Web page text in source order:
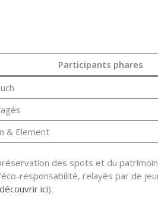
Participants phares
& Element
des spots et du
responsabilité, relayés par de
ici).